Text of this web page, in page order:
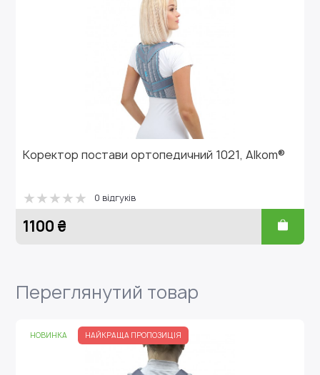
постави ортопедичний 1021, Alkom®
0 відгуків
₴
Переглянутий товар
НОВИНКА НАЙКРАЩА ПРОПОЗИЦІЯ